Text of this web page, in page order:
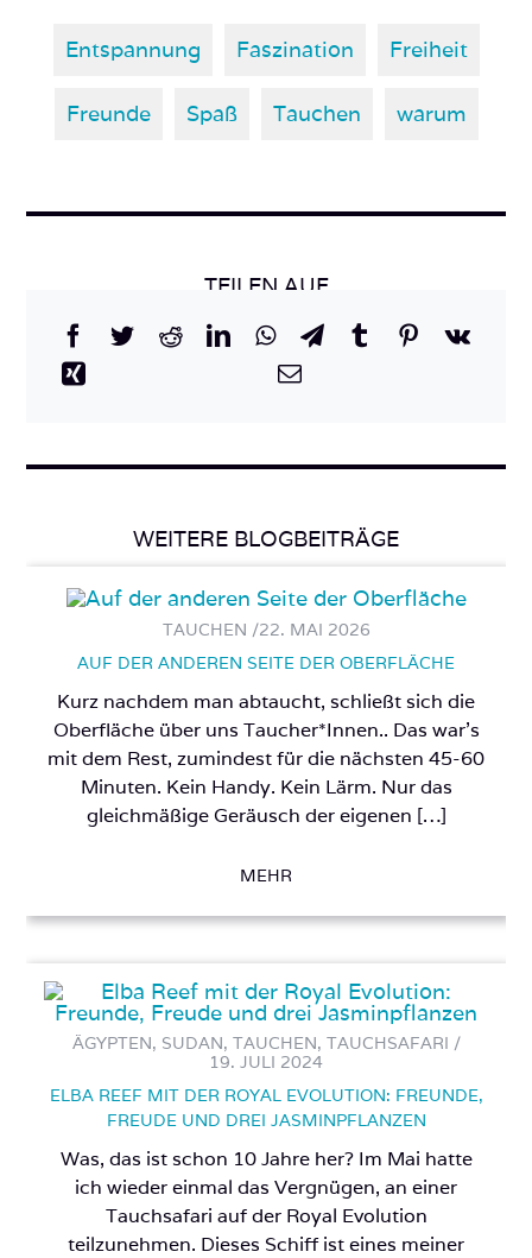
Entspannung Faszination Freiheit
Freunde Spaß Tauchen warum
TEILEN AUF
WEITERE BLOGBEITRÄGE
TAUCHEN /22. MAI 2026
AUF DER ANDEREN SEITE DER OBERFLÄCHE
Kurz nachdem man abtaucht, schließt sich die
Oberfläche über uns Taucher*Innen.. Das war’s
mit dem Rest, zumindest für die nächsten 45-60
Minuten. Kein Handy. Kein Lärm. Nur das
gleichmäßige Geräusch der eigenen […]
MEHR
ÄGYPTEN, SUDAN, TAUCHEN, TAUCHSAFARI /
19. JULI 2024
ELBA REEF MIT DER ROYAL EVOLUTION: FREUNDE,
FREUDE UND DREI JASMINPFLANZEN
Was, das ist schon 10 Jahre her? Im Mai hatte
ich wieder einmal das Vergnügen, an einer
Tauchsafari auf der Royal Evolution
teilzunehmen. Dieses Schiff ist eines meiner